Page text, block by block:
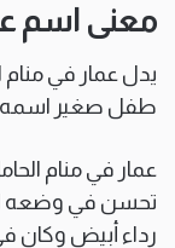
معنى اسم
يدل عمار في منام
طفل صغير اسمه
عمار في منام
تحسن في وضعه
رداء أبيض وكان